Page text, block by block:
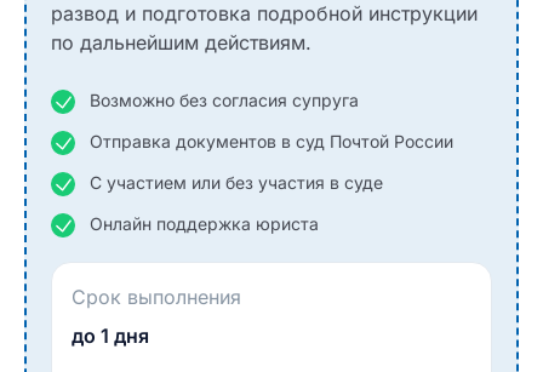
развод и подготовка подробной инструкции
по дальнейшим действиям.
Возможно без согласия супруга
Отправка документов в суд Почтой России
С участием или без участия в суде
Онлайн поддержка юриста
Срок выполнения
до 1 дня